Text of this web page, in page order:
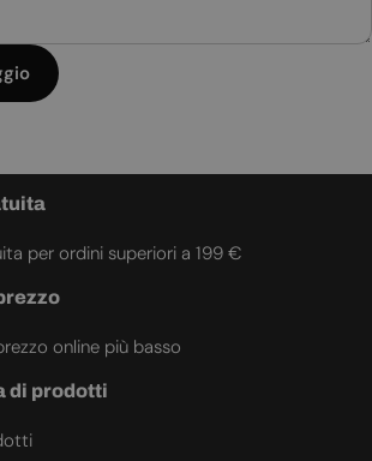
per ordini superiori a 199 €
online più basso
di prodotti